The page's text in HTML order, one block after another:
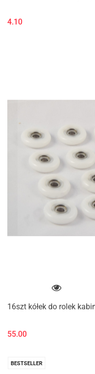
4.10
16szt kółek do rolek
55.00
BESTSELLER